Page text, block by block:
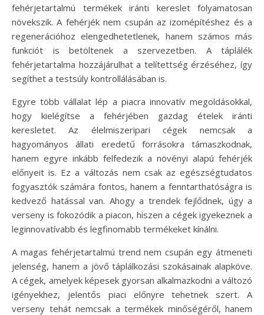
fehérjetartalmú termékek iránti kereslet folyamatosan
növekszik. A fehérjék nem csupán az izomépítéshez és a
regenerációhoz elengedhetetlenek, hanem számos más
funkciót is betöltenek a szervezetben. A táplálék
fehérjetartalma hozzájárulhat a telítettség érzéséhez, így
segíthet a testsúly kontrollálásában is.
Egyre több vállalat lép a piacra innovatív megoldásokkal,
hogy kielégítse a fehérjében gazdag ételek iránti
keresletet. Az élelmiszeripari cégek nemcsak a
hagyományos állati eredetű forrásokra támaszkodnak,
hanem egyre inkább felfedezik a növényi alapú fehérjék
előnyeit is. Ez a változás nem csak az egészségtudatos
fogyasztók számára fontos, hanem a fenntarthatóságra is
kedvező hatással van. Ahogy a trendek fejlődnek, úgy a
verseny is fokozódik a piacon, hiszen a cégek igyekeznek a
leginnovatívabb és legfinomabb termékeket kínálni.
A magas fehérjetartalmú trend nem csupán egy átmeneti
jelenség, hanem a jövő táplálkozási szokásainak alapköve.
A cégek, amelyek képesek gyorsan alkalmazkodni a változó
igényekhez, jelentős piaci előnyre tehetnek szert. A
verseny tehát nemcsak a termékek minőségéről, hanem